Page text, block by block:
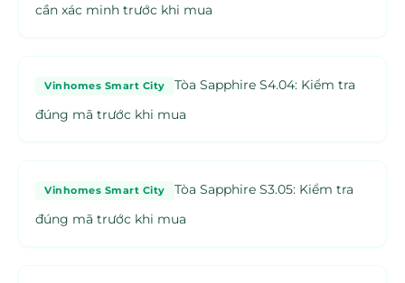
cần xác minh trước khi mua
Vinhomes Smart City
Tòa Sapphire S4.04: Kiểm tra
đúng mã trước khi mua
Vinhomes Smart City
Tòa Sapphire S3.05: Kiểm tra
đúng mã trước khi mua